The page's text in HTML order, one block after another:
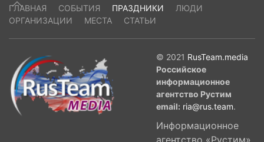
ГЛАВНАЯ СОБЫТИЯ ПРАЗДНИКИ
ЛЮДИ
ОРГАНИЗАЦИИ
МЕСТА СТАТЬИ
© 2021 RusTeam.media
Российское
информационное
агентство Рустим
email: ria@rus.team.
Информационное
агентство «Рустим»,